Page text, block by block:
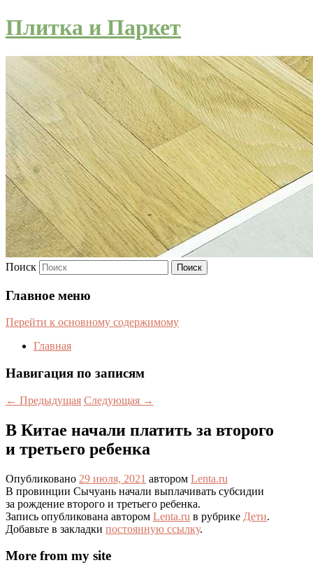
Плитка и Паркет
Поиск
Главное меню
Перейти к основному содержимому
Главная
Навигация по записям
← Предыдущая Следующая →
В Китае начали платить за второго
и третьего ребенка
Опубликовано 29 июля, 2021 автором Lenta.ru
В провинции Сычуань начали выплачивать субсидии
за рождение второго и третьего ребенка.
Запись опубликована автором Lenta.ru в рубрике Дети.
Добавьте в закладки постоянную ссылку.
More from my site